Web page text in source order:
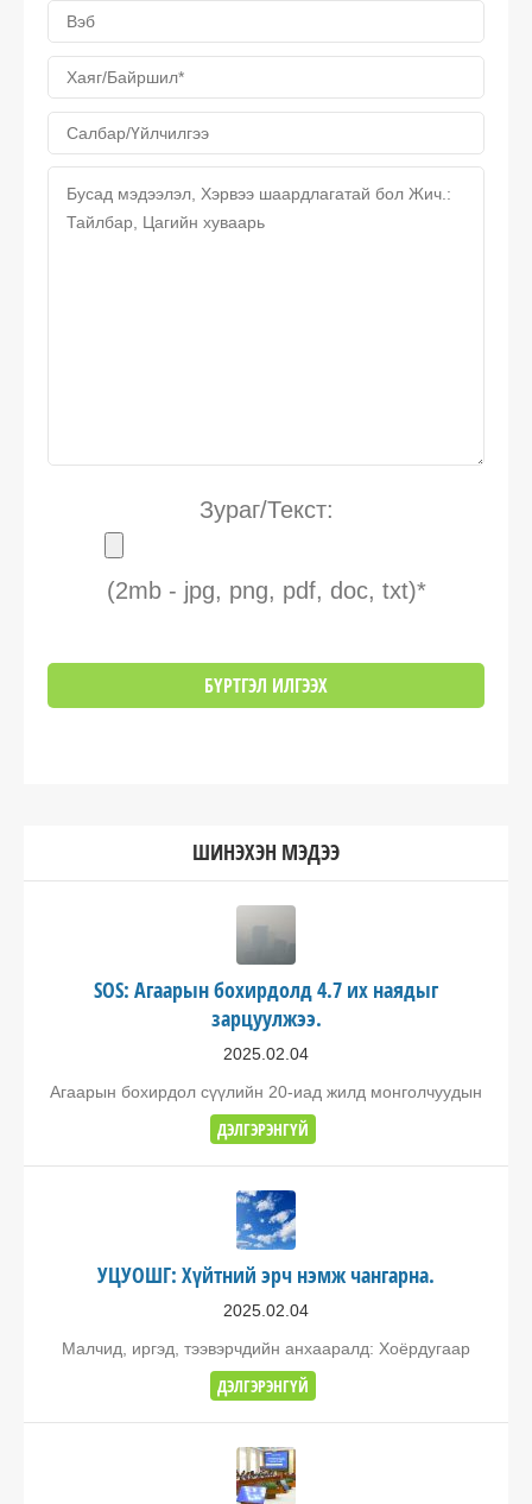
Зураг/Текст:
(2mb - jpg, png, pdf, doc, txt)*
ШИНЭХЭН МЭДЭЭ
SOS: Агаарын бохирдолд 4.7 их наядыг
зарцуулжээ.
2025.02.04
Агаарын бохирдол сүүлийн 20-иад жилд монголчуудын
ДЭЛГЭРЭНГҮЙ
УЦУОШГ: Хүйтний эрч нэмж чангарна.
2025.02.04
Малчид, иргэд, тээвэрчдийн анхааралд: Хоёрдугаар
ДЭЛГЭРЭНГҮЙ